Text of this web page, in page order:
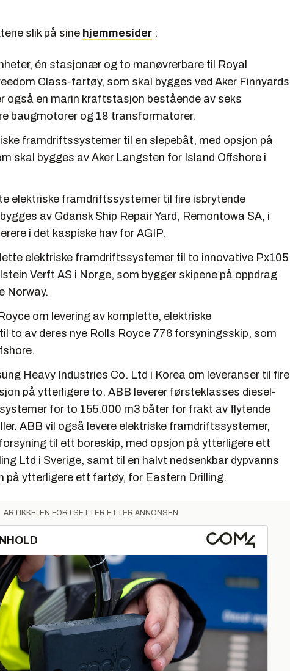
slik på sine hjemmesider :
én stasjonær og to manøvrerbare til Royal
Class-fartøy, som skal bygges ved Aker Finnyards
også en marin kraftstasjon bestående av seks
baugmotorer og 18 transformatorer.
framdriftssystemer til en slepebåt, med opsjon på
skal bygges av Aker Langsten for Island Offshore i
elektriske framdriftssystemer til fire isbrytende
av Gdansk Ship Repair Yard, Remontowa SA, i
i det kaspiske hav for AGIP.
elektriske framdriftssystemer til to innovative Px105
Verft AS i Norge, som bygger skipene på oppdrag
Norway.
om levering av komplette, elektriske
to av deres nye Rolls Royce 776 forsyningsskip, som
Heavy Industries Co. Ltd i Korea om leveranser til fire
på ytterligere to. ABB leverer førsteklasses diesel-
for to 155.000 m3 båter for frakt av flytende
ABB vil også levere elektriske framdriftssystemer,
til ett boreskip, med opsjon på ytterligere ett
Ltd i Sverige, samt til en halvt nedsenkbar dypvanns
på ytterligere ett fartøy, for Eastern Drilling.
ARTIKKELEN FORTSETTER ETTER ANNONSEN